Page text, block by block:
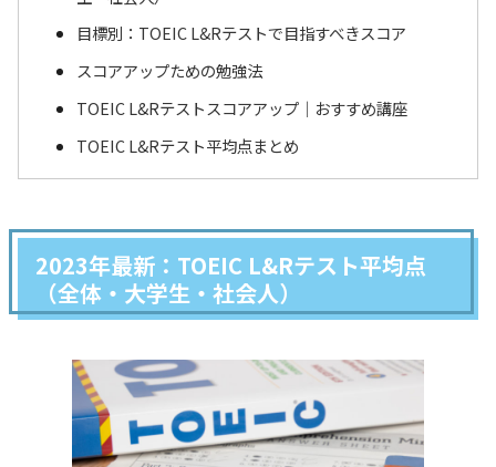
目標別：TOEIC L&Rテストで目指すべきスコア
スコアアップための勉強法
TOEIC L&Rテストスコアアップ｜おすすめ講座
TOEIC L&Rテスト平均点まとめ
2023年最新：TOEIC L&Rテスト平均点
（全体・大学生・社会人）